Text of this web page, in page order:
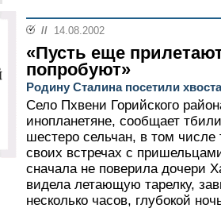
// 14.08.2002
«Пусть еще
попробуют»
Родину Сталина посетили
Село Пхвени Горийского
инопланетяне, сообщает
шестеро сельчан, в том числе
своих встречах с
сначала не поверила дочери
видела летающую тарелку,
несколько часов, глубокой